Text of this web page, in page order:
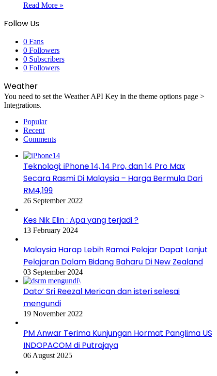
Read More »
Follow Us
0 Fans
0 Followers
0 Subscribers
0 Followers
Weather
You need to set the Weather API Key in the theme options page >
Integrations.
Popular
Recent
Comments
Teknologi: iPhone 14, 14 Pro, dan 14 Pro Max
Secara Rasmi Di Malaysia – Harga Bermula Dari
RM4,199
26 September 2022
Kes Nik Elin : Apa yang terjadi ?
13 February 2024
Malaysia Harap Lebih Ramai Pelajar Dapat Lanjut
Pelajaran Dalam Bidang Baharu Di New Zealand
03 September 2024
Dato’ Sri Reezal Merican dan isteri selesai
mengundi
19 November 2022
PM Anwar Terima Kunjungan Hormat Panglima US
INDOPACOM di Putrajaya
06 August 2025